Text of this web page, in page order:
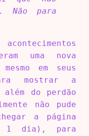
para
uma nova
em seus
mostrar a
do perdão
não pude
a página
1 dia), para